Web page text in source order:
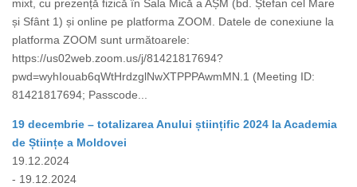
mixt, cu prezență fizică în Sala Mică a AȘM (bd. Ștefan cel Mare
și Sfânt 1) și online pe platforma ZOOM. Datele de conexiune la
platforma ZOOM sunt următoarele:
https://us02web.zoom.us/j/81421817694?
pwd=wyhIouab6qWtHrdzglNwXTPPPAwmMN.1 (Meeting ID:
81421817694; Passcode...
19 decembrie – totalizarea Anului științific 2024 la Academia
de Științe a Moldovei
19.12.2024
- 19.12.2024